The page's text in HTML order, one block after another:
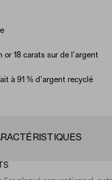
or 18 carats sur de l'argent
à 91 % d'argent recyclé